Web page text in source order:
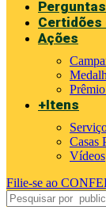
Certidões
Ações
+Itens
Casas
Vídeos
Filie-se ao